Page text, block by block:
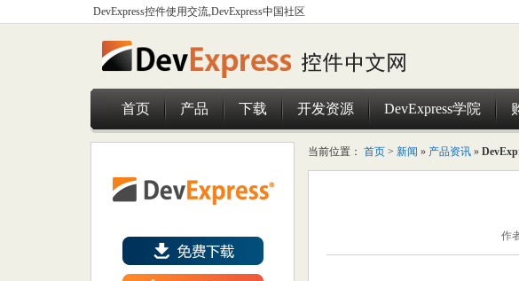
DevExpress控件使用交流,DevExpress中国社区
首页 产品 下载 开发资源 DevExpress学院
当前位置： 首页 > 新闻 » 产品资讯 »
作